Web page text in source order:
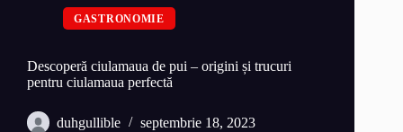
GASTRONOMIE
Descoperă ciulamaua de pui – origini și trucuri
pentru ciulamaua perfectă
duhgullible septembrie 18, 2023